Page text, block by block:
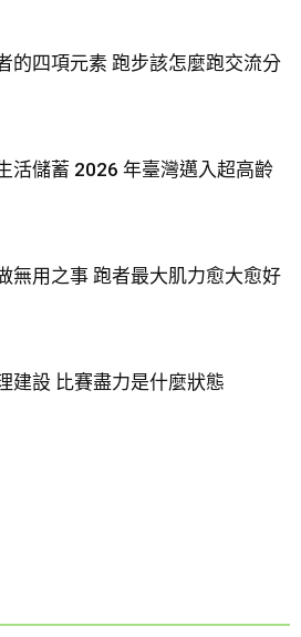
的四項元素 跑步該怎麼跑交流分
活儲蓄 2026 年臺灣邁入超高齡
無用之事 跑者最大肌力愈大愈好
建設 比賽盡力是什麼狀態